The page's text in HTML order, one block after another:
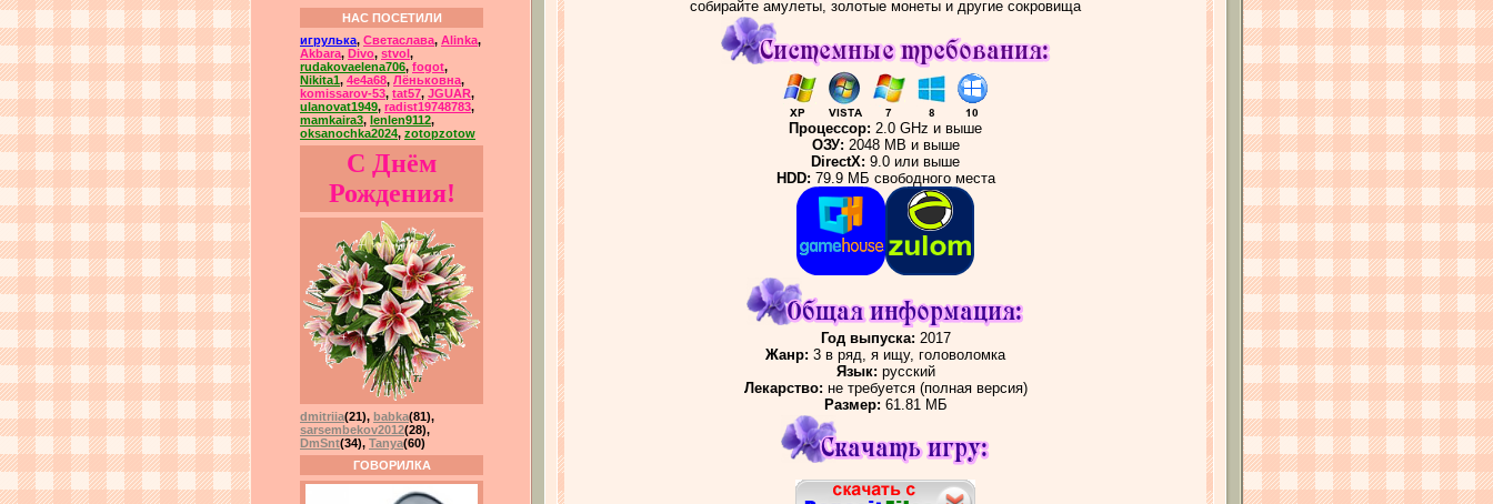
НАС ПОСЕТИЛИ
игрулька, Светаслава, Alinka,
Akbara, Divo, stvol ,
rudakovaelena706, fogot,
Nikita1, 4e4a68, Лёньковна,
komissarov-53, tat57, JGUAR,
ulanovat1949, radist19748783,
mamkaira3, lenlen9112,
oksanochka2024, zotopzotow
С Днём
Рождения!
dmitriia(21), babka(81),
sarsembekov2012(28),
DmSnt(34), Tanya(60)
ГОВОРИЛКА
собирайте амулеты, золотые монеты и другие сокровища
Процессор: 2.0 GHz и выше
ОЗУ: 2048 MB и выше
DirectX: 9.0 или выше
HDD: 79.9 МБ свободного места
Год выпуска: 2017
Жанр: 3 в ряд, я ищу, головоломка
Язык: русский
Лекарство: не требуется (полная версия)
Размер: 61.81 МБ